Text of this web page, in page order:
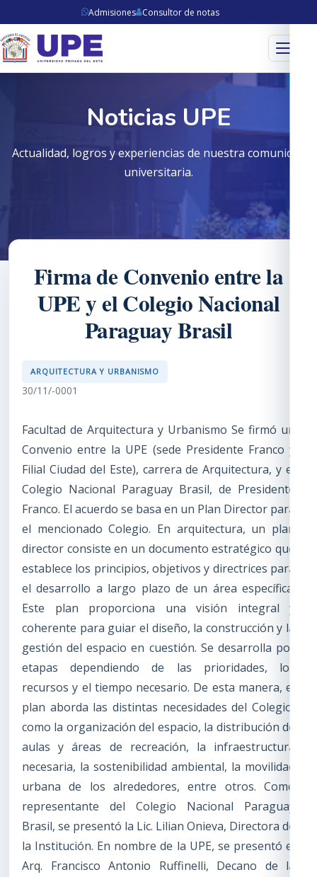
Admisiones Consultor de notas
Menú
Noticias UPE
Actualidad, logros y experiencias de nuestra comunidad
universitaria.
Firma de Convenio entre la
UPE y el Colegio Nacional
Paraguay Brasil
ARQUITECTURA Y URBANISMO
30/11/-0001
Facultad de Arquitectura y Urbanismo Se firmó un
Convenio entre la UPE (sede Presidente Franco y
Filial Ciudad del Este), carrera de Arquitectura, y el
Colegio Nacional Paraguay Brasil, de Presidente
Franco. El acuerdo se basa en un Plan Director para
el mencionado Colegio. En arquitectura, un plan
director consiste en un documento estratégico que
establece los principios, objetivos y directrices para
el desarrollo a largo plazo de un área específica.
Este plan proporciona una visión integral y
coherente para guiar el diseño, la construcción y la
gestión del espacio en cuestión. Se desarrolla por
etapas dependiendo de las prioridades, los
recursos y el tiempo necesario. De esta manera, el
plan aborda las distintas necesidades del Colegio,
como la organización del espacio, la distribución de
aulas y áreas de recreación, la infraestructura
necesaria, la sostenibilidad ambiental, la movilidad
urbana de los alrededores, entre otros. Como
representante del Colegio Nacional Paraguay
Brasil, se presentó la Lic. Lilian Onieva, Directora de
la Institución. En nombre de la UPE, se presentó el
Arq. Francisco Antonio Ruffinelli, Decano de la